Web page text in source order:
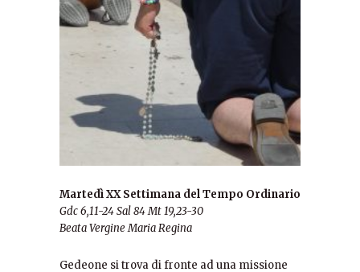
Martedì XX Settimana del Tempo Ordinario
Gdc 6,11-24 Sal 84 Mt 19,23-30
Beata Vergine Maria Regina
Gedeone si trova di fronte ad una missione